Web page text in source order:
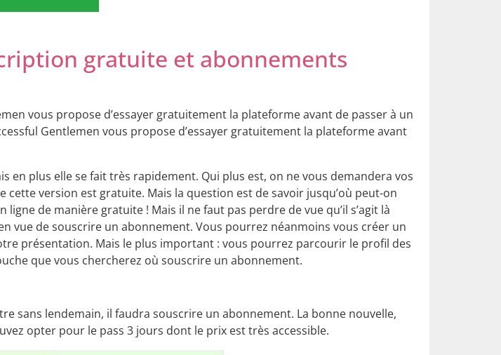
gratuite et abonnements
vous propose d’essayer gratuitement la plateforme avant de passer à un
Gentlemen vous propose d’essayer gratuitement la plateforme avant
en plus elle se fait très rapidement. Qui plus est, on ne vous demandera vos
version est gratuite. Mais la question est de savoir jusqu’où peut-on
de manière gratuite ! Mais il ne faut pas perdre de vue qu’il s’agit là
vue de souscrire un abonnement. Vous pourrez néanmoins vous créer un
présentation. Mais le plus important : vous pourrez parcourir le profil des
que vous chercherez où souscrire un abonnement.
sans lendemain, il faudra souscrire un abonnement. La bonne nouvelle,
opter pour le pass 3 jours dont le prix est très accessible.